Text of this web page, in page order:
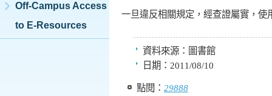
Off-Campus Access
to E-Resources
一旦違反相關規定，經查證屬實，
資料來源： 圖書館
日期： 2011/08/10
點閱： 29888